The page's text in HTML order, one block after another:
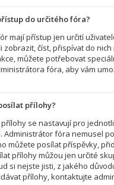
do určitého fóra?
mají přístup jen určití
zobrazit, číst, přispívat do nich
můžete potřebovat
fóra, aby vám
přílohy?
se nastavují pro
Administrátor fóra nemusel
můžete posílat příspěvky,
přílohy můžou jen určité
si nejste jisti, z jakého
přílohy, kontaktujte